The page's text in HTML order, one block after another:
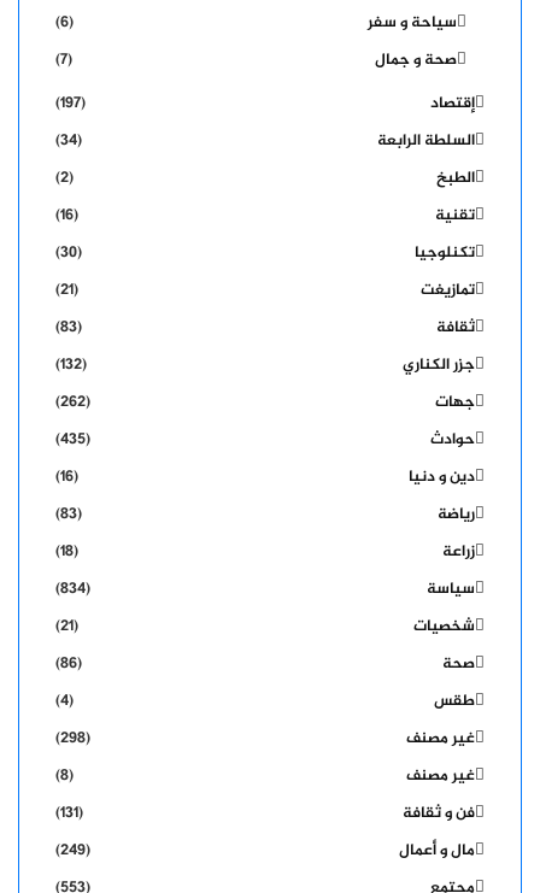
سياحة و سفر
(6)
صحة و جمال
(7)
إقتصاد
(197)
السلطة الرابعة
(34)
الطبخ
(2)
تقنية
(16)
تكنلوجيا
(30)
تمازيغت
(21)
ثقافة
(83)
جزر الكناري
(132)
جهات
(262)
حوادث
(435)
دين و دنيا
(16)
رياضة
(83)
زراعة
(18)
سياسة
(834)
شخصيات
(21)
صحة
(86)
طقس
(4)
غير مصنف
(298)
غير مصنف
(8)
فن و ثقافة
(131)
مال و أعمال
(249)